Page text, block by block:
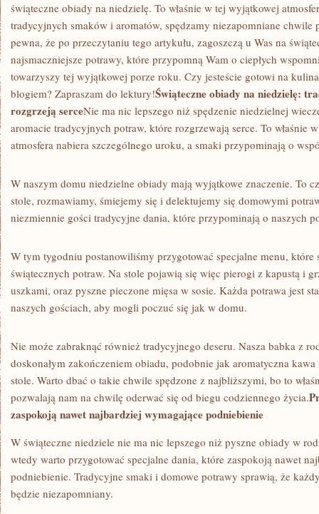
NIEDZIELĘ:
TRADYCYJNE
I
RODZINNA
ATMOSFERA
świąteczne obiady ‍na niedzielę. To ‌właśnie w ⁤tej wyjątkowej
‌tradycyjnych smaków i aromatów, spędzamy‍ niezapomniane ⁣chwile
⁣pewna, że‍ po przeczytaniu tego artykułu, ⁢zagoszczą u Was na
⁤najsmaczniejsze potrawy, które przypomną Wam o ciepłych
⁢towarzyszy ⁢tej‍ wyjątkowej ‌porze roku. ‌Czy⁣ jesteście⁤ gotowi na
blogiem? ⁢Zapraszam do ⁣lektury!Świąteczne obiady na niedzielę:
rozgrzeją serceNie ma ‌nic lepszego niż spędzenie niedzielnej
aromacie ⁤tradycyjnych potraw, które ​rozgrzewają serce. ‌To właśnie
atmosfera nabiera szczególnego uroku, a smaki przypominają ‌o
W naszym domu niedzielne obiady mają wyjątkowe znaczenie. To
stole, ⁢rozmawiamy, śmiejemy się ⁤i delektujemy się‌ domowymi
niezmiennie gości ⁤tradycyjne dania, które przypominają o naszych
W tym tygodniu​ postanowiliśmy ⁣przygotować specjalne menu, ⁤które
‌świątecznych potraw. Na stole pojawią się więc pierogi​ z kapustą i
uszkami, oraz pyszne pieczone mięsa‍ w sosie. Każda potrawa jest⁣
naszych gościach, aby mogli poczuć‌ się⁤ jak w domu.
Nie może zabraknąć ‌również tradycyjnego deseru. Nasza ‌babka⁤ z
doskonałym zakończeniem ​obiadu, podobnie jak aromatyczna
stole. Warto dbać o takie chwile spędzone z ​najbliższymi,​ bo to
pozwalają nam na chwilę oderwać​ się od biegu codziennego życia.
zaspokoją nawet ‌najbardziej wymagające podniebienie
W‍ świąteczne niedziele nie ma⁣ nic lepszego⁤ niż pyszne obiady w
wtedy warto przygotować specjalne ⁤dania, ⁣które zaspokoją nawet
podniebienie. ⁤Tradycyjne⁢ smaki i‍ domowe‍ potrawy ⁣sprawią, że
będzie⁢ niezapomniany.